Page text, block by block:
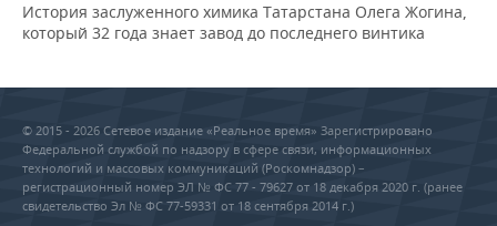
История заслуженного химика Татарстана Олега Жогина,
который 32 года знает завод до последнего винтика
© 2015 - 2026 Сетевое издание «Реальное время» Зарегистрировано
Федеральной службой по надзору в сфере связи, информационных
технологий и массовых коммуникаций (Роскомнадзор) –
регистрационный номер ЭЛ № ФС 77 - 79627 от 18 декабря 2020 г. (ранее
свидетельство Эл № ФС 77-59331 от 18 сентября 2014 г.)